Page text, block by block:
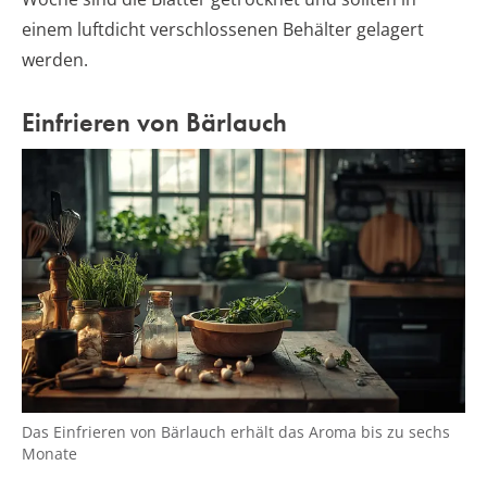
einem luftdicht verschlossenen Behälter gelagert
werden.
Einfrieren von Bärlauch
Das Einfrieren von Bärlauch erhält das Aroma bis zu sechs
Monate